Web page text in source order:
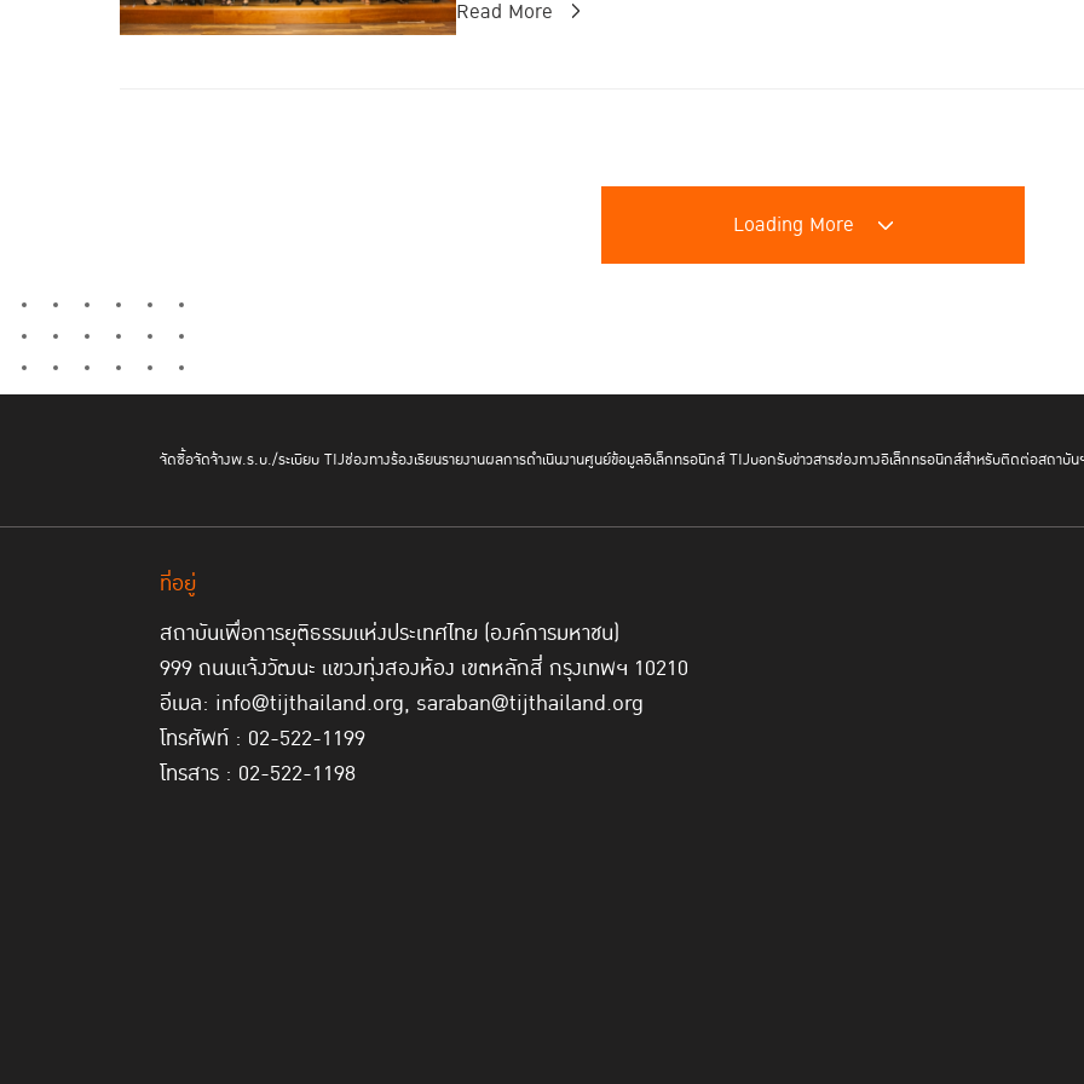
Read More
Loading More
จัดซื้อจัดจ้างพ.ร.บ./ระเบียบ TIJช่องทางร้องเรียนรายงานผลการดำเนินงานศูนย์ข้อมูลอิเล็กทรอนิกส์ TIJบอกรับข่าวสารช่องทางอิเล็กทรอนิกส์สำหรับติดต่อสถาบัน
ที่อยู่
สถาบันเพื่อการยุติธรรมแห่งประเทศไทย (องค์การมหาชน)
999 ถนนแจ้งวัฒนะ แขวงทุ่งสองห้อง เขตหลักสี่ กรุงเทพฯ 10210
อีเมล: info@tijthailand.org, saraban@tijthailand.org
โทรศัพท์ : 02-522-1199
โทรสาร : 02-522-1198